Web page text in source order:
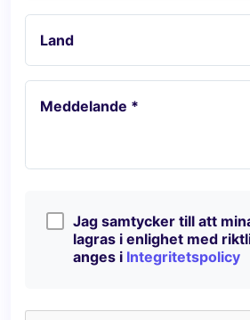
Land
Meddelande *
Jag samtycker till att
lagras i enlighet med
anges i Integritetspolicy